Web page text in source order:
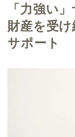
「力強い
財産を受
サポート